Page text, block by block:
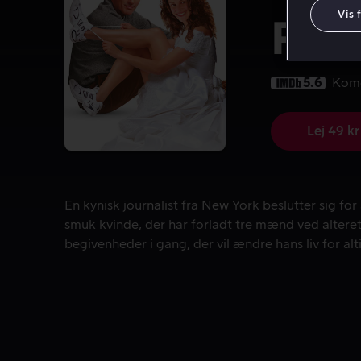
5.6
Lej 49 kr
En kynisk journalist fra New York beslutter sig
En kynisk journalist fra New York beslutter sig
smuk kvinde, der har forladt tre mænd ved
begivenheder i gang, der vil ændre hans liv for
Vis